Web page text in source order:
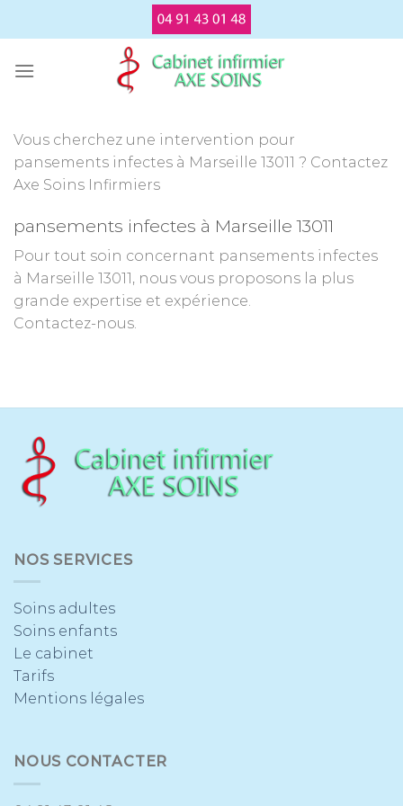
Vous cherchez une intervention pour
pansements infectes à Marseille 13011 ? Contactez
Axe Soins Infirmiers
pansements infectes à Marseille 13011
Pour tout soin concernant pansements infectes
à Marseille 13011, nous vous proposons la plus
grande expertise et expérience.
Contactez-nous.
NOS SERVICES
Soins adultes
Soins enfants
Le cabinet
Tarifs
Mentions légales
NOUS CONTACTER